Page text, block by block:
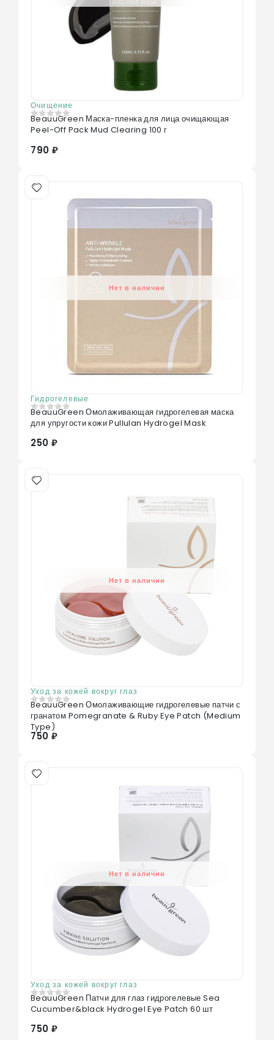
Очищение
0 из 5
BeauuGreen Маска-пленка для лица очищающая
Peel-Off Pack Mud Clearing 100 г
790 ₽
Нет в наличии
Гидрогелевые
0из 5
BeauuGreen Омолаживающая гидрогелевая маска
для упругости кожи Pullulan Hydrogel Mask
250 ₽
Нет в наличии
Уход за кожей вокруг глаз
0 из 5
BeauuGreen Омолаживающие гидрогелевые патчи с
гранатом Pomegranate & Ruby Eye Patch (Medium
Type)
750 ₽
Нет в наличии
Уход за кожей вокруг глаз
0из 5
BeauuGreen Патчи для глаз гидрогелевые Sea
Cucumber&black Hydrogel Eye Patch 60 шт
750 ₽